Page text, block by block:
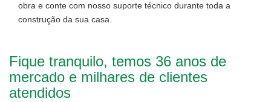
obra e conte com nosso suporte técnico durante toda a
construção da sua casa.
Fique tranquilo, temos 36 anos de
mercado e milhares de clientes
atendidos